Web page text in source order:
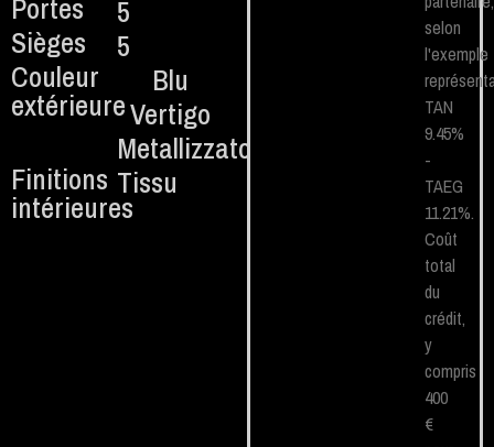
Portes
5
Sièges
5
Couleur
extérieure
Blu
Vertigo
Metallizzato
Finitions
intérieures
Tissu
selon
l'exemple
TAN
9.45%
-
TAEG
11.21%.
Coût
total
du
crédit,
y
compris
400
€